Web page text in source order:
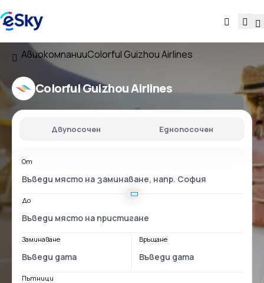
АвиокомпанииColorful Guizhou Airlines
Colorful Guizhou Airlines
Двупосочен Еднопосочен
От
До
Заминаване Връщане
Пътници